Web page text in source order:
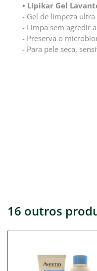
• Lipikar Gel
- Gel de limpeza
- Limpa sem agredir
- Preserva o
- Para pele seca,
16 outros